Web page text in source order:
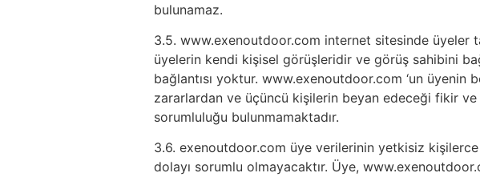
bulunamaz.
3.5. www.exenoutdoor.com internet sitesinde üyeler
üyelerin kendi kişisel görüşleridir ve görüş sahibini
bağlantısı yoktur. www.exenoutdoor.com ‘un
zararlardan ve üçüncü kişilerin beyan edeceği fikir
sorumluluğu bulunmamaktadır.
3.6. exenoutdoor.com üye verilerinin yetkisiz
dolayı sorumlu olmayacaktır. Üye,